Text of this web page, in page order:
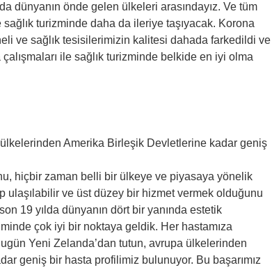
dünyanın önde gelen ülkeleri arasındayız. Ve tüm
turizminde daha da ileriye taşıyacak. Korona
ve sağlık tesisilerimizin kalitesi dahada farkedildi ve
ile sağlık turizminde belkide en iyi olma
Amerika Birleşik Devletlerine kadar geniş
hiçbir zaman belli bir ülkeye ve piyasaya yönelik
ulaşılabilir ve üst düzey bir hizmet vermek olduğunu
19 yılda dünyanın dört bir yanında estetik
çok iyi bir noktaya geldik. Her hastamıza
Yeni Zelanda’dan tutun, avrupa ülkelerinden
geniş bir hasta profilimiz bulunuyor. Bu başarımız